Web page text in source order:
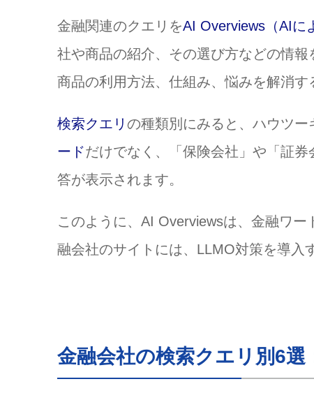
4.自社の支店情報をGoogleビ
5.ポータルサイトに自社情報
金融会社のLLMO対策のよくある質
Q:金融会社に集客するために
Q:自社サイトが生成AIに引用
まとめ
金融関連のクエリをAI Overviews（AIに
社や商品の紹介、その選び方などの情
商品の利用方法、仕組み、悩みを解消す
検索クエリ の種類別にみると、ハウツ
ードだけでなく、「保険会社」や「証
答が表示されます。
このように、AI Overviewsは、金融ワ
融会社のサイトには、LLMO対策を導入
金融会社の検索クエリ別6